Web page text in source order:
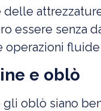
essere senza
operazioni
e oblò
oblò siano